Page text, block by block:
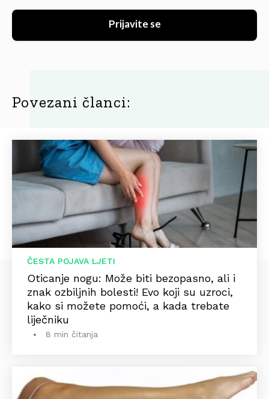
Prijavite se
Povezani članci:
ČESTA POJAVA LJETI
Oticanje nogu: Može biti bezopasno, ali i
znak ozbiljnih bolesti! Evo koji su uzroci,
kako si možete pomoći, a kada trebate
liječniku
8 min čitanja